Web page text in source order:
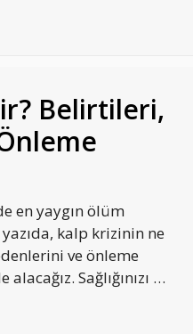
Belirtileri,
en yaygın ölüm
kalp krizinin ne
ve önleme
Sağlığınızı …